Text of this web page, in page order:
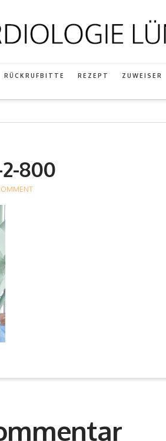
RÜCKRUFBITTE REZEPT ZUWEISER
800